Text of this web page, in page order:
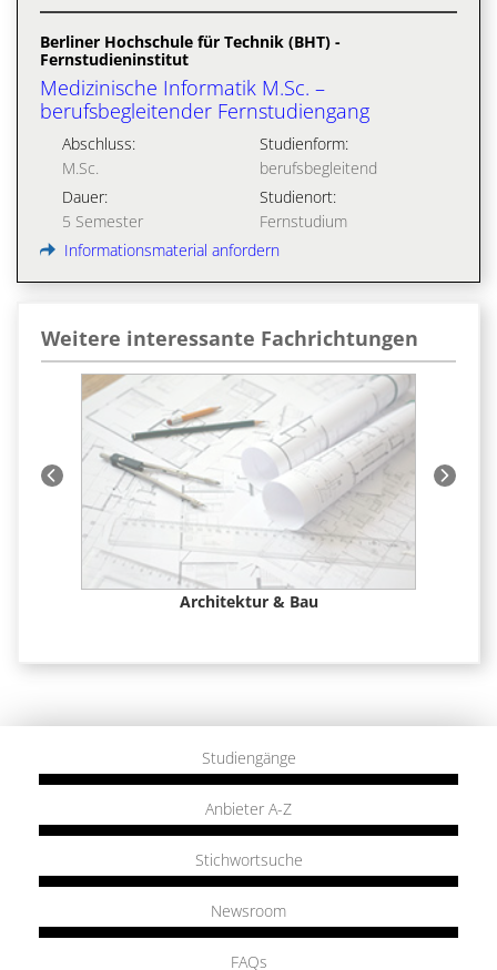
Berliner Hochschule für Technik (BHT) -
Fernstudieninstitut
Medizinische Informatik M.Sc. –
berufsbegleitender Fernstudiengang
Abschluss:
M.Sc.
Studienform:
berufsbegleitend
Dauer:
5 Semester
Studienort:
Fernstudium
Informationsmaterial anfordern
Weitere interessante Fachrichtungen
Architektur & Bau
Studiengänge
Anbieter A-Z
Stichwortsuche
Newsroom
FAQs